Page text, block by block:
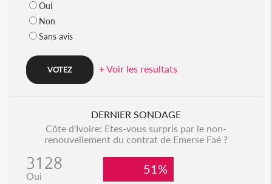
Oui
Non
Sans avis
+ Voir les resultats
DERNIER SONDAGE
Côte d'Ivoire: Etes-vous surpris par le non-
renouvellement du contrat de Emerse Faé ?
3128
Oui 51%